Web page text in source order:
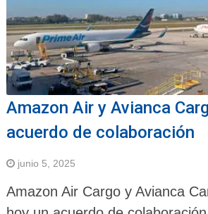
Amazon Air y Avianca
acuerdo de colaboración
junio 5, 2025
Amazon Air Cargo y Avianca